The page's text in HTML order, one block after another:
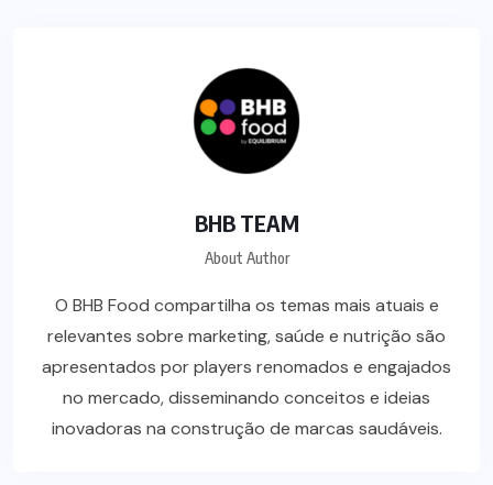
BHB TEAM
About Author
O BHB Food compartilha os temas mais atuais e
relevantes sobre marketing, saúde e nutrição são
apresentados por players renomados e engajados
no mercado, disseminando conceitos e ideias
inovadoras na construção de marcas saudáveis.